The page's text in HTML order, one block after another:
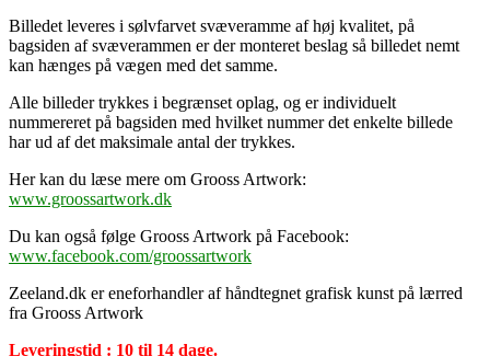
Billedet leveres i sølvfarvet svæveramme af høj kvalitet, på
bagsiden af svæverammen er der monteret beslag så billedet nemt
kan hænges på vægen med det samme.
Alle billeder trykkes i begrænset oplag, og er individuelt
nummereret på bagsiden med hvilket nummer det enkelte billede
har ud af det maksimale antal der trykkes.
Her kan du læse mere om Grooss Artwork:
www.groossartwork.dk
Du kan også følge Grooss Artwork på Facebook:
www.facebook.com/groossartwork
Zeeland.dk er eneforhandler af håndtegnet grafisk kunst på lærred
fra Grooss Artwork
Leveringstid : 10 til 14 dage.